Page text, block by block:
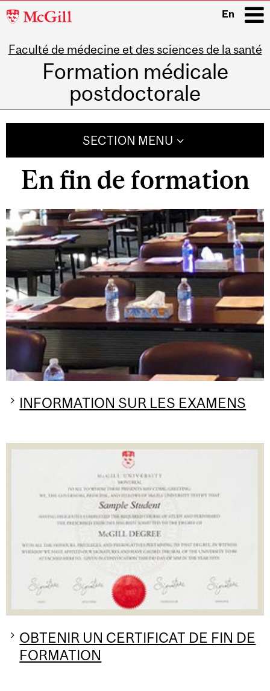
McGill
En
Faculté de médecine et des sciences de la santé
Formation médicale
postdoctorale
SECTION MENU
En fin de formation
INFORMATION SUR LES EXAMENS
OBTENIR UN CERTIFICAT DE FIN DE
FORMATION